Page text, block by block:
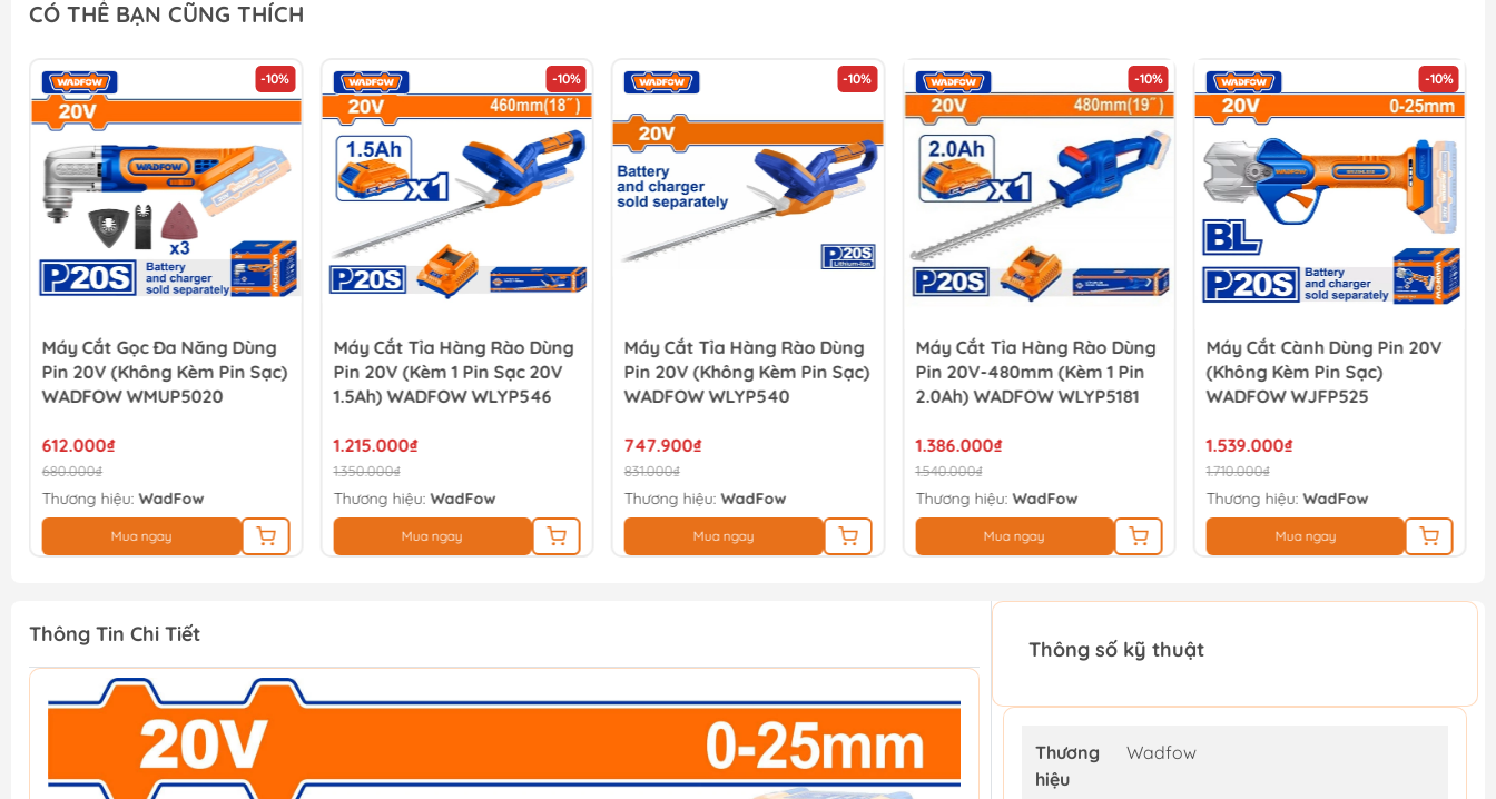
CÓ THỂ BẠN CŨNG THÍCH
-10%
Máy Cắt Gọc Đa Năng Dùng
Pin 20V (không Kèm Pin Sạc)
WADFOW WMUP5020
612.000₫
680.000₫
Thương hiệu:WadFow
Mua ngay
-10%
Máy Cắt Tỉa Hàng Rào Dùng
Pin 20V (Kèm 1 Pin Sạc 20V
1.5Ah) WADFOW WLYP546
1.215.000₫
1.350.000₫
Thương hiệu:WadFow
Mua ngay
-10%
Máy Cắt Tỉa Hàng Rào Dùng
Pin 20V (không Kèm Pin Sạc)
WADFOW WLYP540
747.900₫
831.000₫
Thương hiệu:WadFow
Mua ngay
-10%
Máy Cắt Tỉa Hàng Rào Dùng
Pin 20V-480mm (Kèm 1 Pin
2.0Ah) WADFOW WLYP5181
1.386.000₫
1.540.000₫
Thương hiệu:WadFow
Mua ngay
-10%
Máy Cắt Cành Dùng Pin 20V
(không Kèm Pin Sạc)
WADFOW WJFP525
1.539.000₫
1.710.000₫
Thương hiệu:WadFow
Mua ngay
Thông Tin Chi Tiết
Thông số kỹ thuật
Thương
hiệu
Wadfow